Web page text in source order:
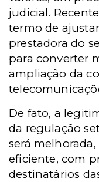
judicial.
termo de
prestadora do
para converter
ampliação da
De fato, a
da regulação
será
eficiente, com
destinatários